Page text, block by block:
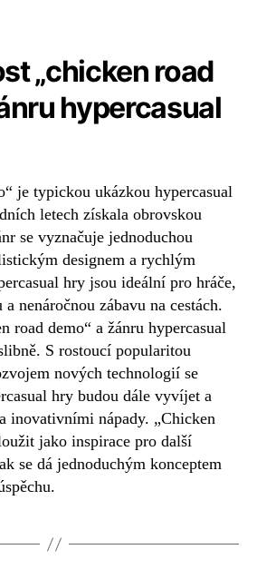
„chicken road
hypercasual
je typickou ukázkou hypercasual
letech získala obrovskou
se vyznačuje jednoduchou
designem a rychlým
hry jsou ideální pro hráče,
nenáročnou zábavu na cestách.
road demo“ a žánru hypercasual
S rostoucí popularitou
nových technologií se
hry budou dále vyvíjet a
inovativními nápady. „Chicken
jako inspirace pro další
se dá jednoduchým konceptem